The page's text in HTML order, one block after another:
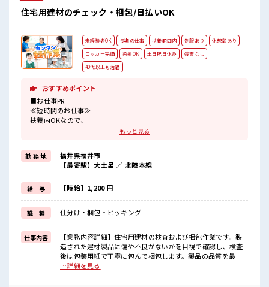
よく残業あり！
住宅用建材のチェック・梱包/日払いOK
未経験者OK 長期の仕事 扶養範囲内 制服あり
休憩室あり
ロッカー完備
染髪OK 土日祝日休み
残業なし
40代以上も活躍
おすすめポイント
■お仕事PR
≪短時間のお仕事≫
扶養内OKなので、
主婦&主夫さんも気軽にご応募くださいね♪
自分の時間をしっかり確保できる、
残業基本ナシのお仕事♪
オンとオフをきっちり切り替えたい方にオススメ！
≪完全週休二日制≫
週末は家族や友人と一緒にプライベート満喫！
≪モチベーションもUP≫
派手過ぎなければ髪型や髪色自由♪
(規定有)≪動きやすい制服アリ≫
制服があるので、
毎日の服装の悩み解消♪
≪収入アップを目指せる≫
高時給だらけの派遣のお仕事です！
もっと見る
勤 務 地
福井県福井市
【最寄駅】大土呂 ／ 北陸本線
給 与 【時給】1,200 円
職 種 仕分け・梱包・ピッキング
仕事内容
【業務内容詳細】住宅用建材の検査および梱包作業です。製
造された建材製品に傷や不良がないかを目視で確認し、検査
後は包装用紙で丁寧に包んで梱包します。製品の品質を最終
工程で確認し出荷準備を行う、シンプルな軽作業が中心の業
…詳細を見る